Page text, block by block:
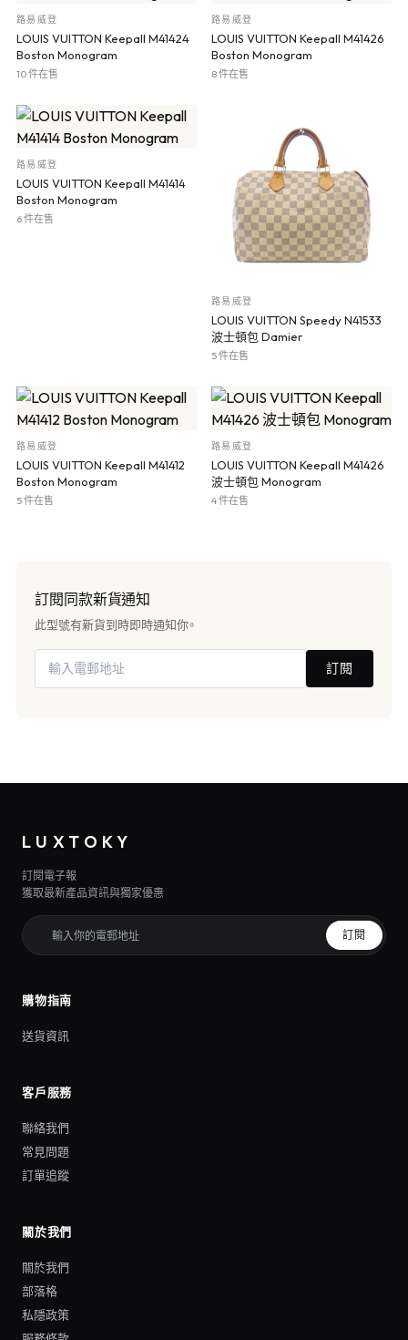
路易威登
LOUIS VUITTON Keepall M41424
Boston Monogram
10 件在售
路易威登
LOUIS VUITTON Keepall M41426
Boston Monogram
8 件在售
路易威登
LOUIS VUITTON Keepall M41414
Boston Monogram
6 件在售
路易威登
LOUIS VUITTON Speedy N41533
波士頓包 Damier
5 件在售
路易威登
LOUIS VUITTON Keepall M41412
Boston Monogram
5 件在售
路易威登
LOUIS VUITTON Keepall M41426
波士頓包 Monogram
4 件在售
訂閱同款新貨通知
此型號有新貨到時即時通知你。
訂閱
LUXTOKY
訂閱電子報
獲取最新產品資訊與獨家優惠
訂閱
購物指南
送貨資訊
客戶服務
聯絡我們
常見問題
訂單追蹤
關於我們
關於我們
部落格
私隱政策